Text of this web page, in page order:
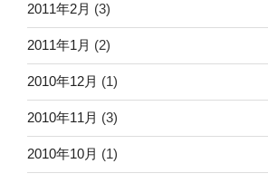
2011年2月 (3)
2011年1月 (2)
2010年12月 (1)
2010年11月 (3)
2010年10月 (1)